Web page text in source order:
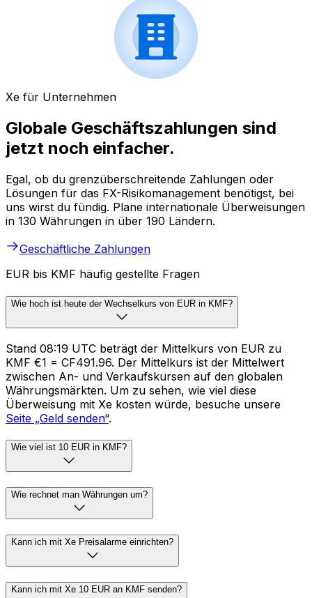
Xe für Unternehmen
Globale Geschäftszahlungen sind
jetzt noch einfacher.
Egal, ob du grenzüberschreitende Zahlungen oder
Lösungen für das FX-Risikomanagement benötigst, bei
uns wirst du fündig. Plane internationale Überweisungen
in 130 Währungen in über 190 Ländern.
Geschäftliche Zahlungen
EUR bis KMF häufig gestellte Fragen
Wie hoch ist heute der Wechselkurs von EUR in KMF?
Stand 08:19 UTC beträgt der Mittelkurs von EUR zu
KMF €1 = CF491.96. Der Mittelkurs ist der Mittelwert
zwischen An- und Verkaufskursen auf den globalen
Währungsmärkten. Um zu sehen, wie viel diese
Überweisung mit Xe kosten würde, besuche unsere
Seite „Geld senden“.
Wie viel ist 10 EUR in KMF?
Wie rechnet man Währungen um?
Kann ich mit Xe Preisalarme einrichten?
Kann ich mit Xe 10 EUR an KMF senden?